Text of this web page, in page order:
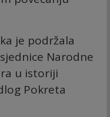
je podržala
Narodne
u istoriji
Pokreta